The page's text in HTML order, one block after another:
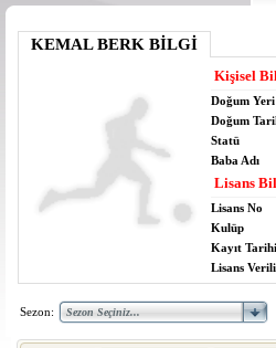
KEMAL BERK BİLGİ
Kişisel
Doğum Yeri
Doğum
Statü
Baba Adı
Lisans
Lisans No
Kulüp
Kayıt Tarihi
Lisans
Sezon: